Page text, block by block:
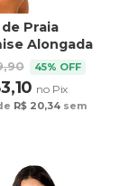
Praia
Alongada
Tucano
Fundo
45% OFF
no Pix
R$ 20,34sem